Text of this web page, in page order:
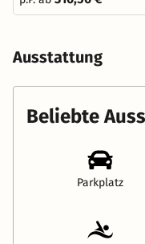
Ausstattung
Beliebte
Parkplatz